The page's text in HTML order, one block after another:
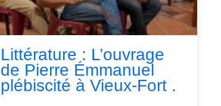
Littérature : L’ouvrage
de Pierre Émmanuel
plébiscité à Vieux-Fort .